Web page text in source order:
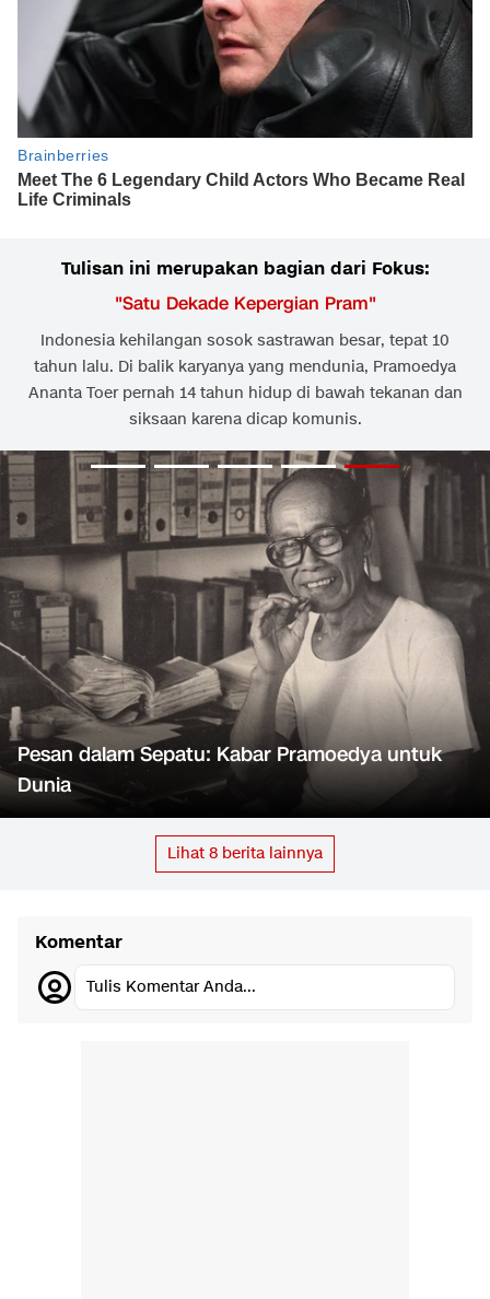
Tulisan ini merupakan bagian dari Fokus:
"Satu Dekade Kepergian Pram"
Indonesia kehilangan sosok sastrawan besar, tepat 10
tahun lalu. Di balik karyanya yang mendunia, Pramoedya
Ananta Toer pernah 14 tahun hidup di bawah tekanan dan
siksaan karena dicap komunis.
Pesan dalam Sepatu: Kabar Pramoedya untuk
Dunia
Lihat 8 berita lainnya
Komentar
Tulis Komentar Anda...